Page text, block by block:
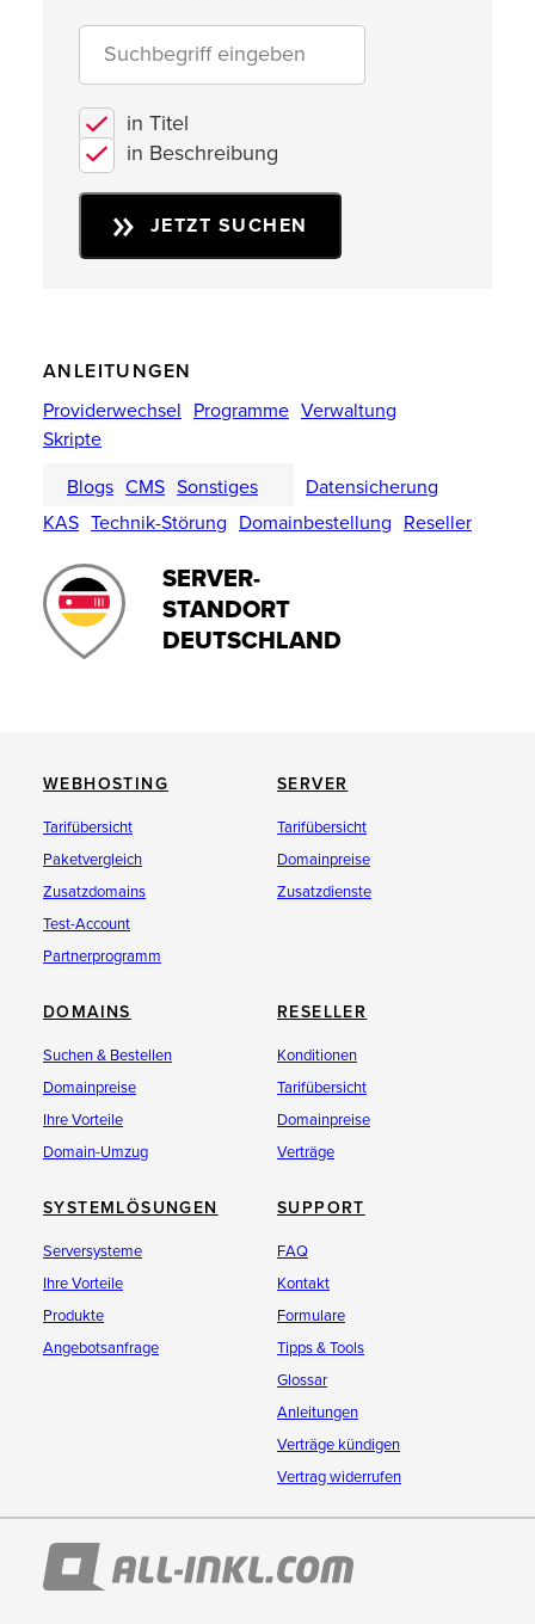
in Titel
in Beschreibung
JETZT SUCHEN
ANLEITUNGEN
Providerwechsel Programme Verwaltung
Skripte
Blogs CMS Sonstiges
Datensicherung
KAS Technik-Störung Domainbestellung Reseller
SERVER-
STANDORT
DEUTSCHLAND
WEBHOSTING
Tarifübersicht
Paketvergleich
Zusatzdomains
Test-Account
Partnerprogramm
SERVER
Tarifübersicht
Domainpreise
Zusatzdienste
DOMAINS
Suchen & Bestellen
Domainpreise
Ihre Vorteile
Domain-Umzug
RESELLER
Konditionen
Tarifübersicht
Domainpreise
Verträge
SYSTEMLÖSUNGEN
Serversysteme
Ihre Vorteile
Produkte
Angebotsanfrage
SUPPORT
FAQ
Kontakt
Formulare
Tipps & Tools
Glossar
Anleitungen
Verträge kündigen
Vertrag widerrufen